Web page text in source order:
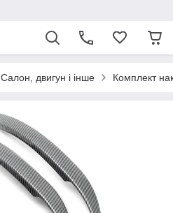
Салон, двигун і інше Комплект